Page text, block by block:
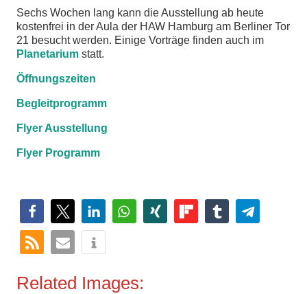
Sechs Wochen lang kann die Ausstellung ab heute
kostenfrei in der Aula der HAW Hamburg am Berliner Tor
21 besucht werden. Einige Vorträge finden auch im
Planetarium statt.
Öffnungszeiten
Begleitprogramm
Flyer Ausstellung
Flyer Programm
Related Images: